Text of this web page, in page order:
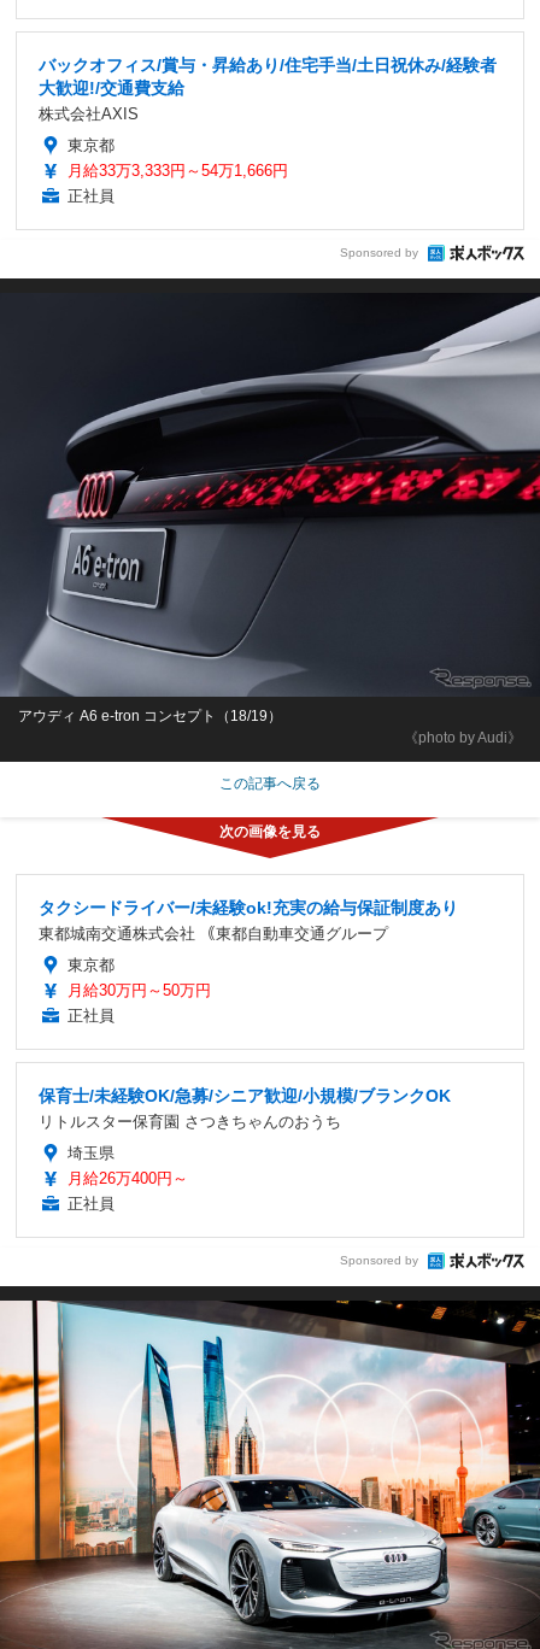
バックオフィス/賞与・昇給あり/住宅手当/土日祝休み/経験者
大歓迎!/交通費支給
株式会社AXIS
東京都
月給33万3,333円～54万1,666円
正社員
Sponsored by
《photo by Audi》
アウディ A6 e-tron コンセプト（18/19）
この記事へ戻る
タクシードライバー/未経験ok!充実の給与保証制度あり
東都城南交通株式会社 ｟東都自動車交通グループ
東京都
月給30万円～50万円
正社員
保育士/未経験OK/急募/シニア歓迎/小規模/ブランクOK
リトルスター保育園 さつきちゃんのおうち
埼玉県
月給26万400円～
正社員
Sponsored by